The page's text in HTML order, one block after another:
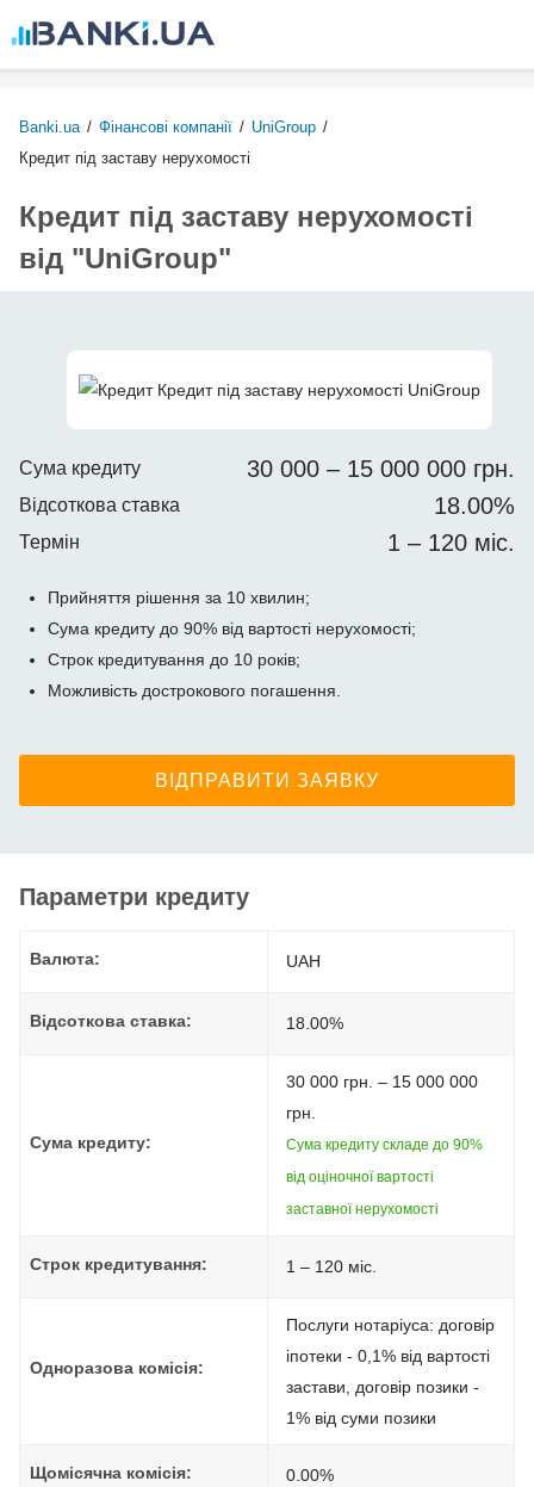
до
основного
Banki.ua / Фінансові компанії / UniGroup /
Кредит під заставу нерухомості
Кредит під заставу нерухомості
від "UniGroup"
Сума кредиту 30 000 – 15 000 000 грн.
Відсоткова ставка 18.00%
Термін 1 – 120 міс.
Прийняття рішення за 10 хвилин;
Сума кредиту до 90% від вартості нерухомості;
Строк кредитування до 10 років;
Можливість дострокового погашення.
ВІДПРАВИТИ ЗАЯВКУ
Параметри кредиту
Валюта: UAH
Відсоткова ставка: 18.00%
Сума кредиту:
30 000 грн. – 15 000 000
грн.
Сума кредиту складе до 90%
від оціночної вартості
заставної нерухомості
Строк кредитування: 1 – 120 міс.
Одноразова комісія:
Послуги нотаріуса: договір
іпотеки - 0,1% від вартості
застави, договір позики -
1% від суми позики
Щомісячна комісія: 0.00%